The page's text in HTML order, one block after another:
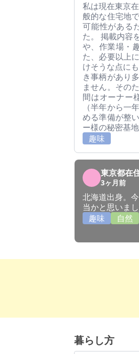
私は現在東京
般的な住宅地
可能性がある
た。 掲載内容
や、作業場・
た、必要以上
けそうな点に
き事柄があり
ません。その
間はオーナー
（半年から一
める準備が整
ー様の秘密基
趣味
東京都在
3ヶ月前
北海道出身。
当かと思いまし
趣味
自然
暮らし方